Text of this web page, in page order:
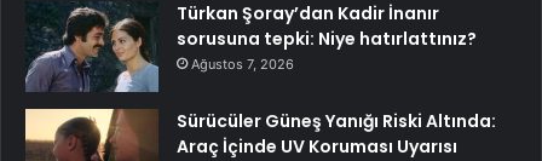
Türkan Şoray’dan Kadir İnanır
sorusuna tepki: Niye hatırlattınız?
Ağustos 7, 2026
Sürücüler Güneş Yanığı Riski Altında:
Araç İçinde UV Koruması Uyarısı